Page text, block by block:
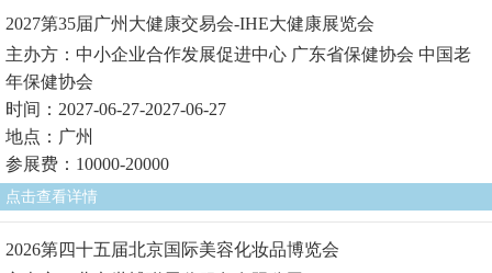
2027第35届广州大健康交易会-IHE大健康展览会
主办方：中小企业合作发展促进中心 广东省保健协会 中国老
年保健协会
时间：2027-06-27-2027-06-27
地点：广州
参展费：10000-20000
点击查看详情
2026第四十五届北京国际美容化妆品博览会